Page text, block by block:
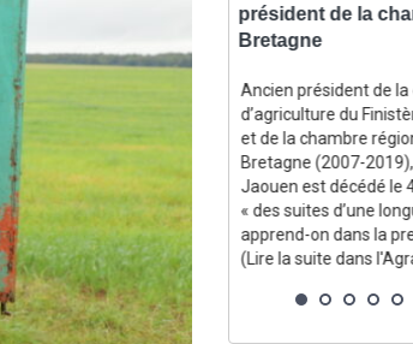
de Gironde et
de l’Agriculture, Annie
a chargé son
de prendre un arrêté
du code forestier,
« le sinistre de grande
des forêts brûlées en
dans les Landes, indique un
du 6 août. (Lire la suite
Fil)
président de la
Bretagne
Ancien président de
d’agriculture du
et de la chambre
Bretagne (2007-
Jaouen est décédé le
« des suites d’une
apprend-on dans la
(Lire la suite dans